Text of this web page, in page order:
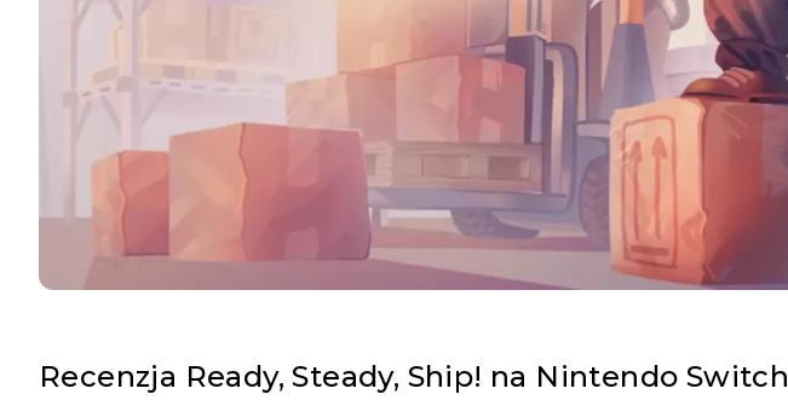
Recenzja Ready, Steady, Ship! na Nintendo Switch